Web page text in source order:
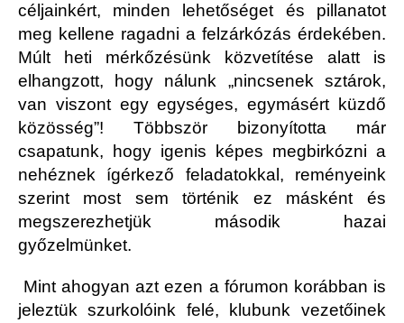
céljainkért, minden lehetőséget és pillanatot
meg kellene ragadni a felzárkózás érdekében.
Múlt heti mérkőzésünk közvetítése alatt is
elhangzott, hogy nálunk „nincsenek sztárok,
van viszont egy egységes, egymásért küzdő
közösség”! Többször bizonyította már
csapatunk, hogy igenis képes megbirkózni a
nehéznek ígérkező feladatokkal, reményeink
szerint most sem történik ez másként és
megszerezhetjük második hazai
győzelmünket.
Mint ahogyan azt ezen a fórumon korábban is
jeleztük szurkolóink felé, klubunk vezetőinek